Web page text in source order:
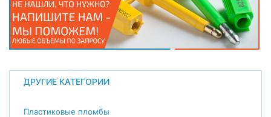
ДРУГИЕ КАТЕГОРИИ
Пластиковые пломбы